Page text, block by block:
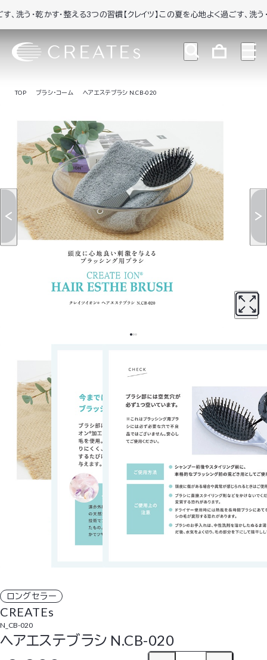
う・乾かす・整える3つの習慣【クレイツ】この夏を心地よく過ごす、洗う・乾
TOP ブラシ・コーム ヘアエステブラシ N.CB-020
ロングセラー
CREATEs
N_CB-020
ヘアエステブラシ N.CB-020